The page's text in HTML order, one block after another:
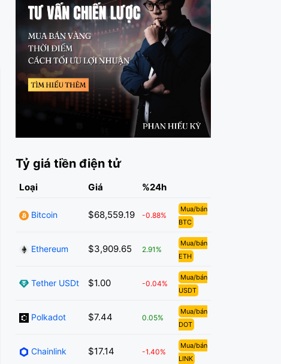
Tỷ giá tiền điện tử
Loại Giá %24h
Bitcoin $68,559.19 -0.88%
Mua/bán
BTC
Ethereum $3,909.65 2.91%
Mua/bán
ETH
Tether USDt $1.00 -0.04%
Mua/bán
USDT
Polkadot $7.44 0.05%
Mua/bán
DOT
Chainlink $17.14 -1.40%
Mua/bán
LINK